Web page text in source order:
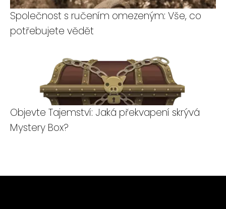
Společnost s ručením omezeným: Vše, co
potřebujete vědět
Objevte Tajemství: Jaká překvapení skrývá
Mystery Box?